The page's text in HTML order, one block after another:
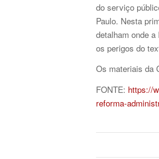
do serviço
Paulo. Nesta
detalham onde
os perigos do
Os materiais da
FONTE: https://
reforma-